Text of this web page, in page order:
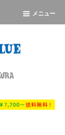
メニュー